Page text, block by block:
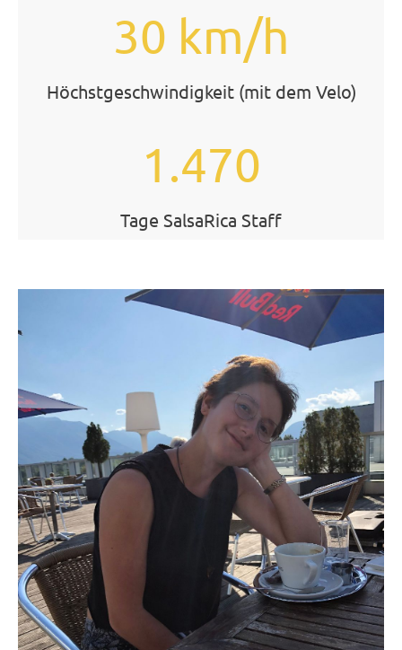
30 km/h
Höchstgeschwindigkeit (mit dem Velo)
1.470
Tage SalsaRica Staff